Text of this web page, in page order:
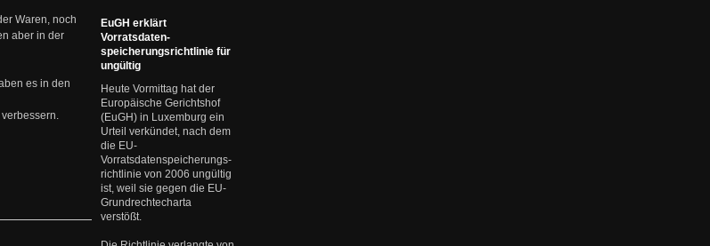
Waren, noch
aber in der
es in den
EuGH erklärt
Vorratsdaten-
speicherungsrichtlinie für
ungültig
Heute Vormittag hat der
Europäische Gerichtshof
(EuGH) in Luxemburg ein
Urteil verkündet, nach dem
die EU-
Vorratsdatenspeicherungs-
richtlinie von 2006 ungültig
ist, weil sie gegen die EU-
Grundrechtecharta
verstößt.